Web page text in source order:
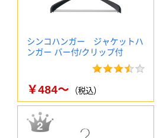
￥1,749～（税込）
シンコハンガー ジャケットハ
ンガー バー付/クリップ付
￥484～ （税込）